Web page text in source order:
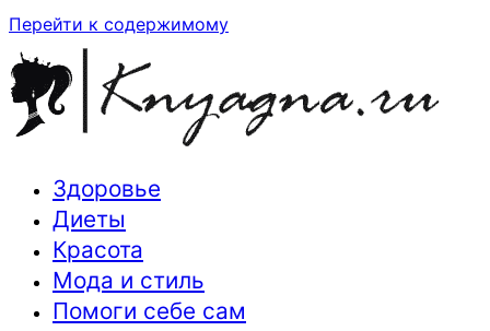
Перейти к содержимому
Траектория здоровья и красоты
Здоровье
Диеты
Красота
Мода и стиль
Помоги себе сам